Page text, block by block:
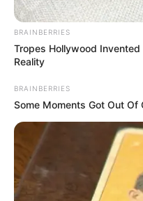
BRAINBERRIES
Tropes Hollywood
Reality
BRAINBERRIES
Some Moments Got Out Of